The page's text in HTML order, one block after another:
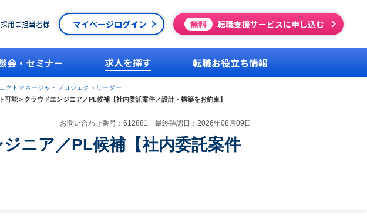
採用ご担当者様 マイページログイン 無料 転職支援サービスに申し込む
会・セミナー 求人を探す 転職お役立ち情報
クトマネージャ・プロジェクトリーダー
可能＞クラウドエンジニア／PL候補【社内委託案件／設計・構築をお約束】
お問い合わせ番号：612881 最終確認日：2026年08月09日
ニア／PL候補【社内委託案件